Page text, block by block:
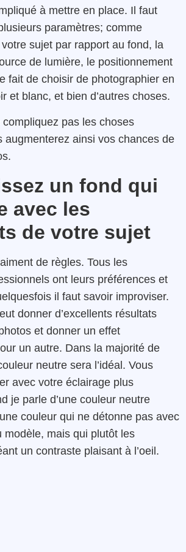
à mettre en place. Il faut
paramètres; comme
votre sujet par rapport au fond, la
de lumière, le positionnement
fait de choisir de photographier en
et blanc, et bien d’autres choses.
pas les choses
augmenterez ainsi vos chances de
un fond qui
avec les
de votre sujet
de règles. Tous les
ont leurs préférences et
il faut savoir improviser.
donner d’excellents résultats
et donner un effet
un autre. Dans la majorité de
neutre sera l’idéal. Vous
avec votre éclairage plus
je parle d’une couleur neutre
couleur qui ne détonne pas avec
modèle, mais qui plutôt les
un contraste plaisant à l’oeil.